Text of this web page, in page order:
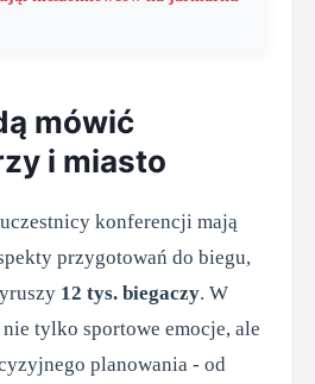
mówić
i miasto
konferencji mają
przygotowań do biegu,
12 tys. biegaczy. W
tylko sportowe emocje, ale
planowania - od